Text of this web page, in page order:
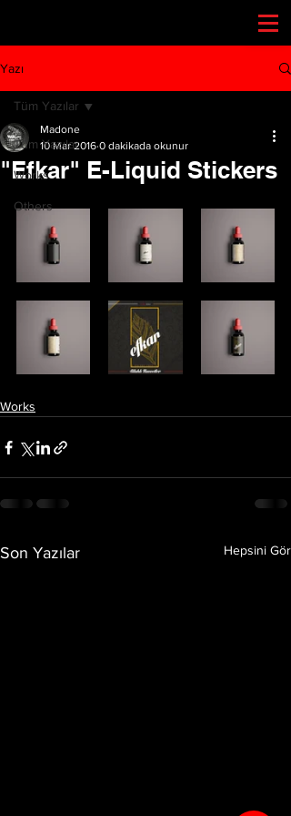
Yazı
Tüm Yazılar
Works
Others
Tüm Yazılar
"Efkar" E-Liquid Stickers
Madone
10 Mar 2016 0 dakikada okunur
Works
Son Yazılar Hepsini Gör